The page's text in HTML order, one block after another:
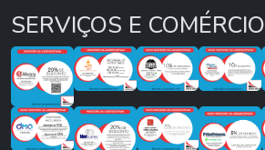
SERVIÇOS E COMÉRCIO